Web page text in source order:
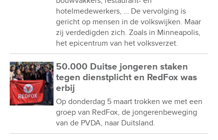
hotelmedewerkers, … De vervolging is
gericht op mensen in de volkswijken. Maar
zij verdedigden zich. Zoals in Minneapolis,
het epicentrum van het volksverzet.
50.000 Duitse jongeren staken
tegen dienstplicht en RedFox was
erbij
Op donderdag 5 maart trokken we met een
groep van RedFox, de jongerenbeweging
van de PVDA, naar Duitsland.